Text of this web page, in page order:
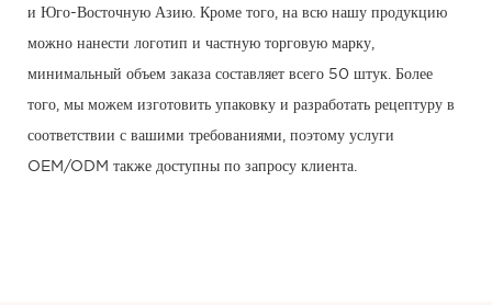
и Юго-Восточную Азию. Кроме того, на всю нашу продукцию
можно нанести логотип и частную торговую марку,
минимальный объем заказа составляет всего 50 штук. Более
того, мы можем изготовить упаковку и разработать рецептуру в
соответствии с вашими требованиями, поэтому услуги
OEM/ODM также доступны по запросу клиента.